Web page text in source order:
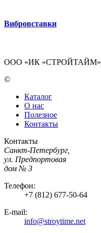
Вибровставки
ООО «ИК «СТРОЙТАЙМ»
©
Каталог
О нас
Полезное
Контакты
Контакты
Санкт-Петербург,
ул. Предпортовая
дом № 3
Телефон:
+7 (812) 677-50-64
E-mail:
info@stroytime.net